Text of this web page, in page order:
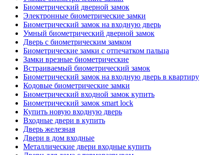
Биометрический дверной замок
Электронные биометрические замки
Биометрический замок на входную дверь
Умный биометрический дверной замок
Дверь с биометрическим замком
Биометрические замки с отпечатком пальца
Замки врезные биометрические
Встраиваемый биометрический замок
Биометрический замок на входную дверь в квартиру
Кодовые биометрические замки
Биометрический входной замок купить
Биометрический замок smart lock
Купить новую входную дверь
Входные двери в купить
Дверь железная
Двери в дом входные
Металлические двери входные купить